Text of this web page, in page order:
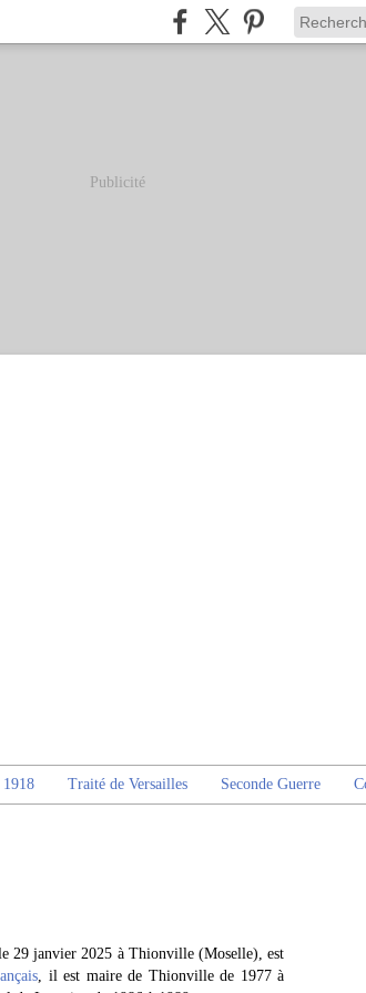
Publicité
Traité de Versailles Seconde Guerre
29 janvier 2025 à Thionville (Moselle), est
, il est maire de Thionville de 1977 à